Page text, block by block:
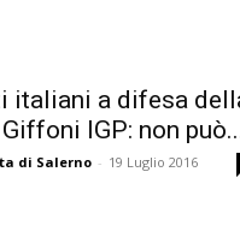
italiani a difesa
IGP: non
di Salerno - 19 Luglio 2016